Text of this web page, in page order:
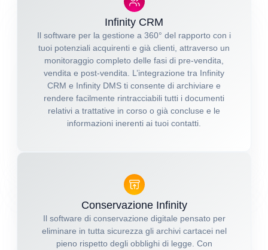
Infinity CRM
Il software per la gestione a 360° del rapporto con i
tuoi potenziali acquirenti e già clienti, attraverso un
monitoraggio completo delle fasi di pre-vendita,
vendita e post-vendita. L’integrazione tra Infinity
CRM e Infinity DMS ti consente di archiviare e
rendere facilmente rintracciabili tutti i documenti
relativi a trattative in corso o già concluse e le
informazioni inerenti ai tuoi contatti.
Conservazione Infinity
Il software di conservazione digitale pensato per
eliminare in tutta sicurezza gli archivi cartacei nel
pieno rispetto degli obblighi di legge. Con